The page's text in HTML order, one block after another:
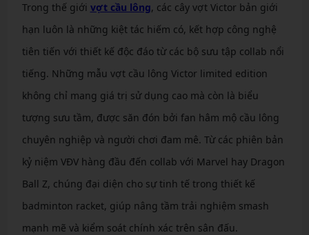
Trong thế giới vợt cầu lông, các cây vợt Victor bản giới
hạn luôn là những kiệt tác hiếm có, kết hợp công nghệ
tiên tiến với thiết kế độc đáo từ các bộ sưu tập collab nổi
tiếng. Những mẫu vợt cầu lông Victor limited edition
không chỉ mang giá trị sử dụng cao mà còn là biểu
tượng sưu tầm, được săn đón bởi fan hâm mộ cầu lông
chuyên nghiệp và người chơi đam mê. Từ các phiên bản
kỷ niệm VĐV hàng đầu đến collab với Marvel hay Dragon
Ball Z, chúng đại diện cho sự tinh tế trong thiết kế
badminton racket, giúp nâng tầm trải nghiệm smash
mạnh mẽ và kiểm soát chính xác trên sân đấu.